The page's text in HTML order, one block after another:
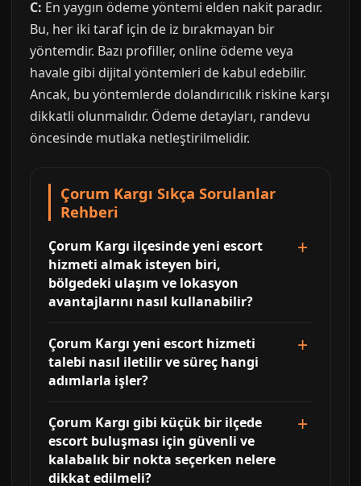
C: En yaygın ödeme yöntemi elden nakit paradır.
Bu, her iki taraf için de iz bırakmayan bir
yöntemdir. Bazı profiller, online ödeme veya
havale gibi dijital yöntemleri de kabul edebilir.
Ancak, bu yöntemlerde dolandırıcılık riskine karşı
dikkatli olunmalıdır. Ödeme detayları, randevu
öncesinde mutlaka netleştirilmelidir.
Çorum Kargı Sıkça Sorulanlar
Rehberi
Çorum Kargı ilçesinde yeni escort
hizmeti almak isteyen biri,
bölgedeki ulaşım ve lokasyon
avantajlarını nasıl kullanabilir?
Çorum Kargı yeni escort hizmeti
talebi nasıl iletilir ve süreç hangi
adımlarla işler?
Çorum Kargı gibi küçük bir ilçede
escort buluşması için güvenli ve
kalabalık bir nokta seçerken nelere
dikkat edilmeli?